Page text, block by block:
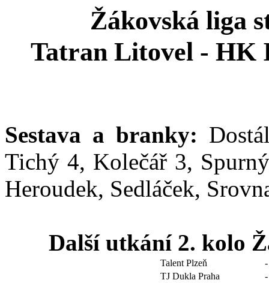
Žákovská liga
Tatran Litovel - HK
Sestava a branky:
Tichý 4, Kolečář 3,
Heroudek, Sedláček,
Další utkání 2. kolo
Talent Plzeň
TJ Dukla Praha